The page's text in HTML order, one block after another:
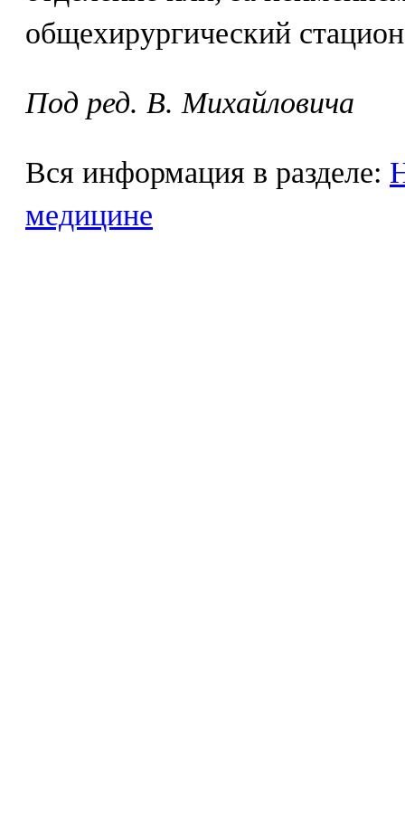
общехирургический
Под ред. В. Михайловича
Вся информация в разделе:
медицине